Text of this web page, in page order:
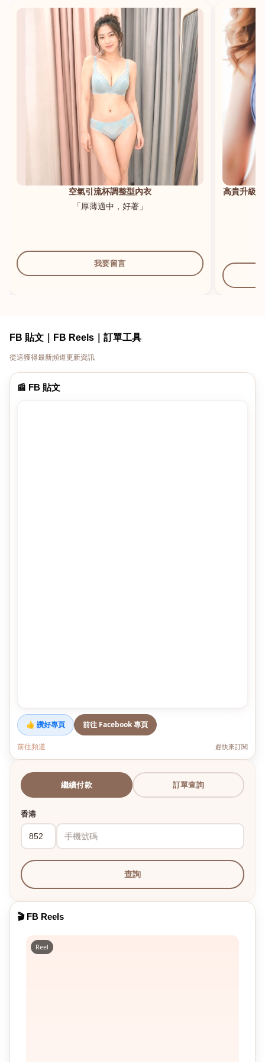
空氣引流杯調整型內衣
「厚薄適中，好著」
我要留言
高貴升級
FB 貼文｜FB Reels｜訂單工具
從這獲得最新頻道更新資訊
📰 FB 貼文
👍 讚好專頁 前往 Facebook 專頁
前往頻道 趕快來訂閱
繼續付款 訂單查詢
香港
查詢
🎬 FB Reels
Reel
港澳中文
English